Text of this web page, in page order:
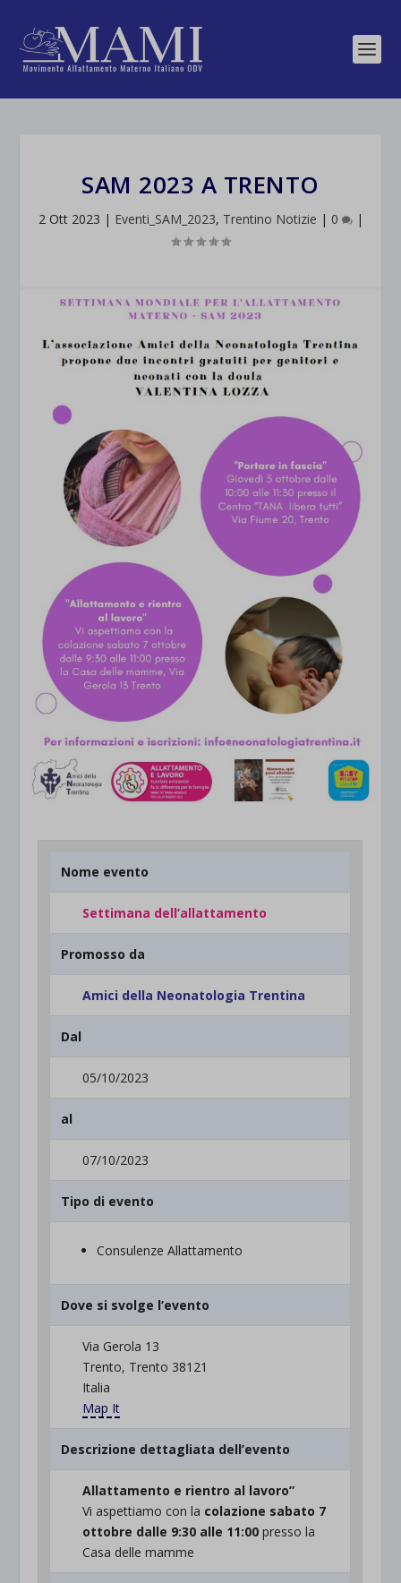
SAM 2023 A TRENTO
2 Ott 2023 | Eventi_SAM_2023, Trentino Notizie | 0 |
Nome evento
Settimana dell’allattamento
Promosso da
Amici della Neonatologia Trentina
Dal
05/10/2023
al
07/10/2023
Tipo di evento
Consulenze Allattamento
Dove si svolge l’evento
Via Gerola 13
Trento, Trento 38121
Italia
Map It
Descrizione dettagliata dell’evento
Allattamento e rientro al lavoro”
Vi aspettiamo con la colazione sabato 7
ottobre dalle 9:30 alle 11:00 presso la
Casa delle mamme